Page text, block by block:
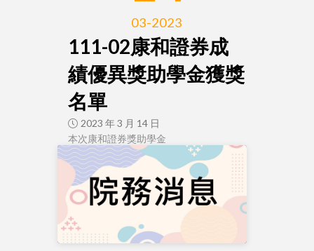
03-2023
111-02康和證券成
績優異獎助學金獲獎
名單
2023 年 3 月 14 日
本次康和證券獎助學金